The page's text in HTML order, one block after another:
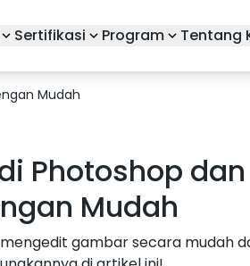
Sertifikasi Program Tentang
Mudah
Photoshop
Mudah
gambar secara mudah